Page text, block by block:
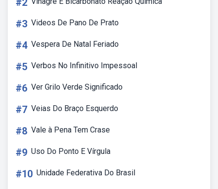
#2
#3 Videos De Pano De Prato
#4 Vespera De Natal Feriado
#5 Verbos No Infinitivo Impessoal
#6 Ver Grilo Verde Significado
#7 Veias Do Braço Esquerdo
#8 Vale à Pena Tem Crase
#9 Uso Do Ponto E Vírgula
#10 Unidade Federativa Do Brasil